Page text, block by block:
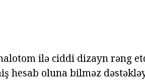
ilə ciddi dizayn rəng
hesab oluna bilməz